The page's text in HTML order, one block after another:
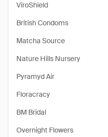
ViroShield
British Condoms
Matcha Source
Nature Hills Nursery
Pyramyd Air
Floracracy
BM Bridal
Overnight Flowers